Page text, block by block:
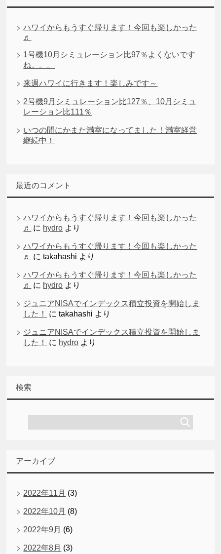
ハワイからもうすぐ帰ります！今回も楽しかった
♬
1号機10月シミュレーション比97％よくないです
ね。。。
来週ハワイに行きます！楽しみです～
2号機9月シミュレーション比127％、10月シミュ
レーション比111％
いつの間にかまた満室になってました！満室経営
継続中！
最近のコメント
ハワイからもうすぐ帰ります！今回も楽しかった
♬
に hydro より
ハワイからもうすぐ帰ります！今回も楽しかった
♬
にtakahashi より
ハワイからもうすぐ帰ります！今回も楽しかった
♬
に hydro より
ジュニアNISAでインデックス積立投資を開始しま
した！
にtakahashi より
ジュニアNISAでインデックス積立投資を開始しま
した！
に hydro より
検索
アーカイブ
2022年11月 (3)
2022年10月 (8)
2022年9月 (6)
2022年8月 (3)